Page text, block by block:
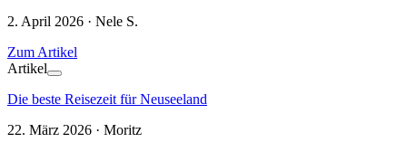
2. April 2026 · Nele S.
Zum Artikel
Artikel
Die beste Reisezeit für Neuseeland
22. März 2026 · Moritz